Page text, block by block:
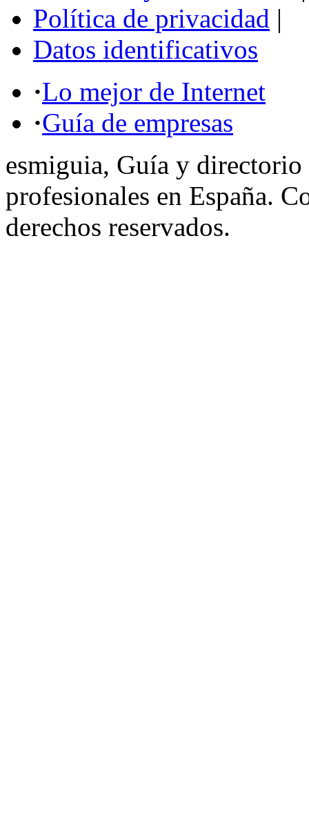
Política de privacidad |
Datos identificativos
·Lo mejor de Internet
·Guía de empresas
esmiguia, Guía y directorio
profesionales en España.
derechos reservados.